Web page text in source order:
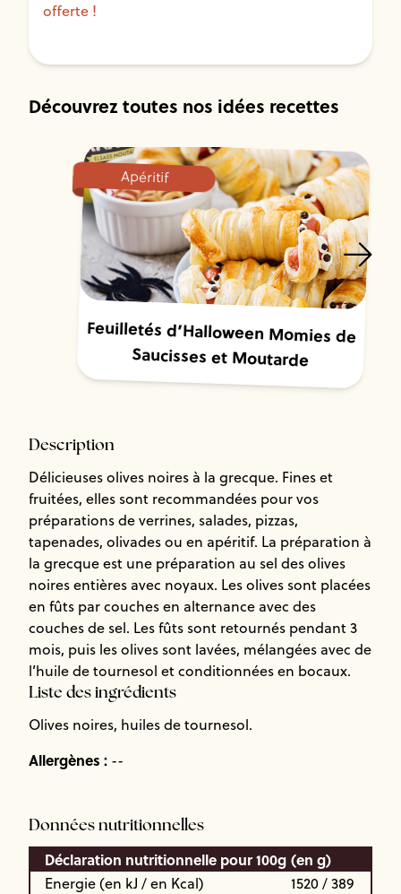
offerte !
Découvrez toutes nos idées recettes
Apéritif
Feuilletés d’Halloween Momies de
Saucisses et Moutarde
Description
Délicieuses olives noires à la grecque. Fines et
fruitées, elles sont recommandées pour vos
préparations de verrines, salades, pizzas,
tapenades, olivades ou en apéritif. La préparation à
la grecque est une préparation au sel des olives
noires entières avec noyaux. Les olives sont placées
en fûts par couches en alternance avec des
couches de sel. Les fûts sont retournés pendant 3
mois, puis les olives sont lavées, mélangées avec de
l’huile de tournesol et conditionnées en bocaux.
Liste des ingrédients
Olives noires, huiles de tournesol.
Allergènes : --
Données nutritionnelles
Déclaration nutritionnelle pour 100g (en g)
Energie (en kJ / en Kcal)
1520 / 389